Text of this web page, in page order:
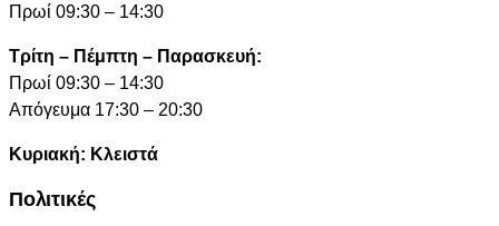
Πρωί 09:30 – 14:30
Τρίτη – Πέμπτη – Παρασκευή:
Πρωί 09:30 – 14:30
Απόγευμα 17:30 – 20:30
Κυριακή: Κλειστά
Πολιτικές